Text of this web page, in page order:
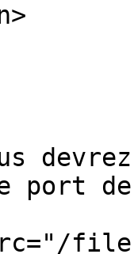
port de
files/